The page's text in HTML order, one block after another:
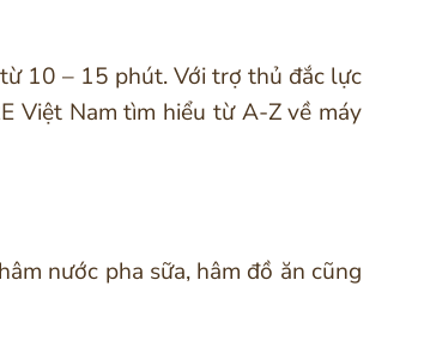
10 – 15 phút. Với trợ thủ đắc lực
Việt Nam tìm hiểu từ A-Z về máy
nước pha sữa, hâm đồ ăn cũng